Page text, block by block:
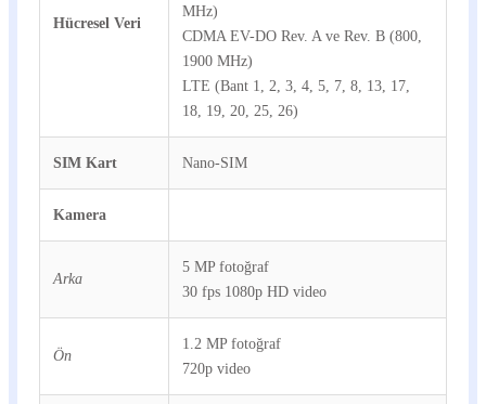
Hücresel Veri
MHz)
CDMA EV-DO Rev. A ve Rev. B (800,
1900 MHz)
LTE (Bant 1, 2, 3, 4, 5, 7, 8, 13, 17,
18, 19, 20, 25, 26)
SIM Kart Nano-SIM
Kamera
Arka
5 MP fotoğraf
30 fps 1080p HD video
Ön
1.2 MP fotoğraf
720p video